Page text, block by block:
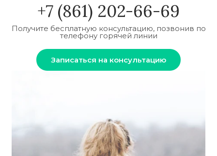
+7 (861) 202-66-69
Получите бесплатную консультацию, позвонив по
телефону горячей линии
Записаться на консультацию